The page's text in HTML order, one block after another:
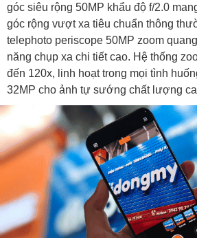
góc siêu rộng 50MP khẩu độ f/2.0
góc rộng vượt xa tiêu chuẩn thông
telephoto periscope 50MP zoom
năng chụp xa chi tiết cao. Hệ thống
đến 120x, linh hoạt trong mọi tình
32MP cho ảnh tự sướng chất lượng